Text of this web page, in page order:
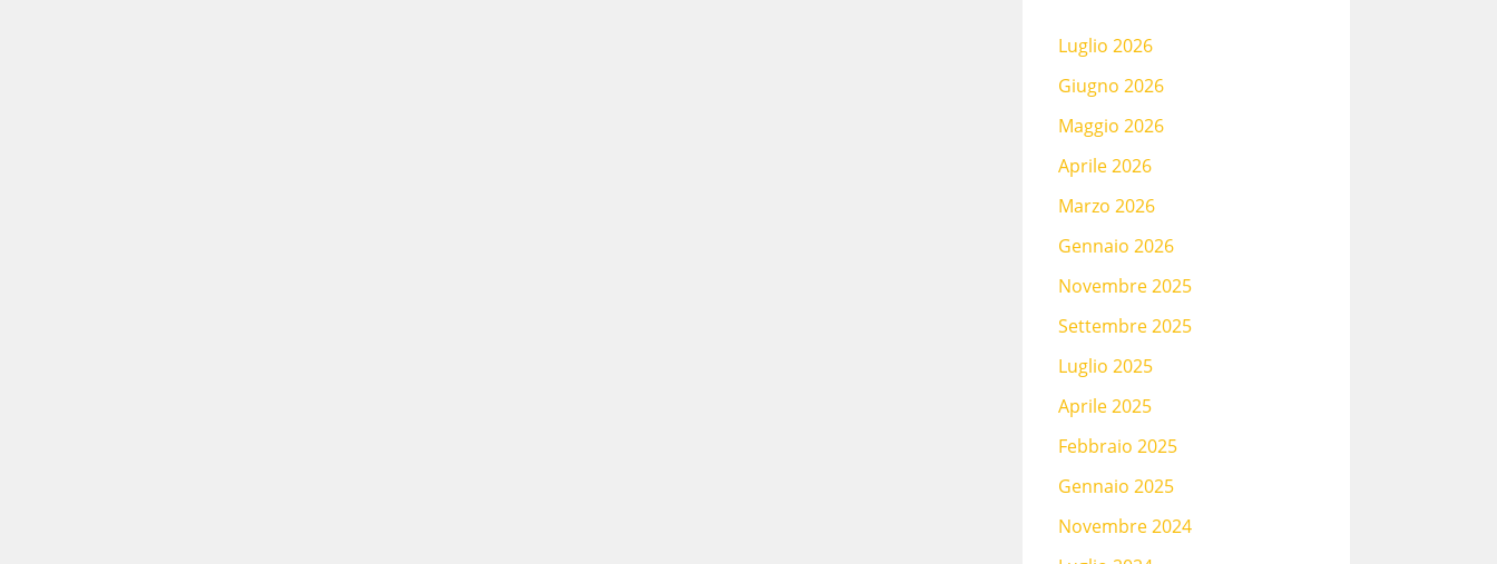
Luglio 2026
Giugno 2026
Maggio 2026
Aprile 2026
Marzo 2026
Gennaio 2026
Novembre 2025
Settembre 2025
Luglio 2025
Aprile 2025
Febbraio 2025
Gennaio 2025
Novembre 2024